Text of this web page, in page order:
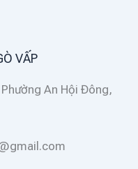
VẤP
An Hội Đông,